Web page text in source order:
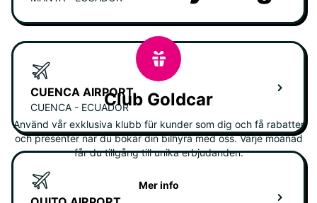
CUENCA AIRPORT
CUENCA - ECUADORClub Goldcar
Använd vår exklusiva klubb für kunder som dig och få rabatter
och presenter när du bokar din bilhyra med oss. Varje moånad
får du tillgång till unika erbjudanden.
Mer info